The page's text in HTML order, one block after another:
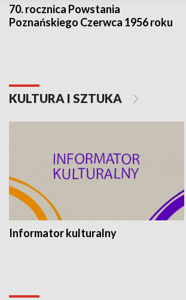
70. rocznica Powstania
Poznańskiego Czerwca 1956 roku
KULTURA I SZTUKA
Informator kulturalny